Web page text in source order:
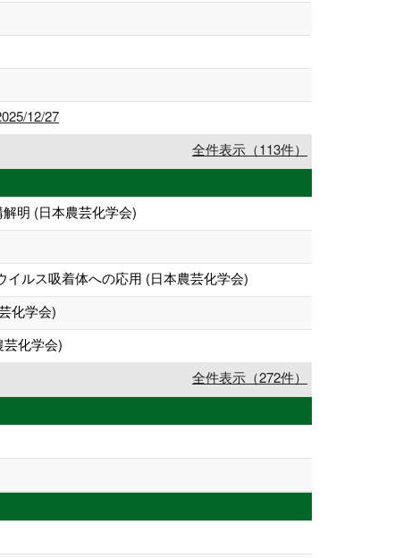
12/27
全件表示（113件）
明 (日本農芸化学会)
ルス吸着体への応用 (日本農芸化学会)
化学会)
化学会)
全件表示（272件）